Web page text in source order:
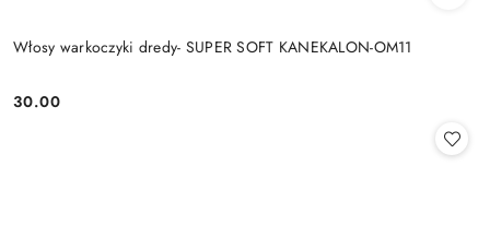
Włosy warkoczyki dredy- SUPER SOFT KANEKALON-OM11
Cena:
30.00